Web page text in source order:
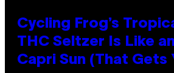
Cycling Frog’s
THC Seltzer Is Like
Capri Sun (That Gets